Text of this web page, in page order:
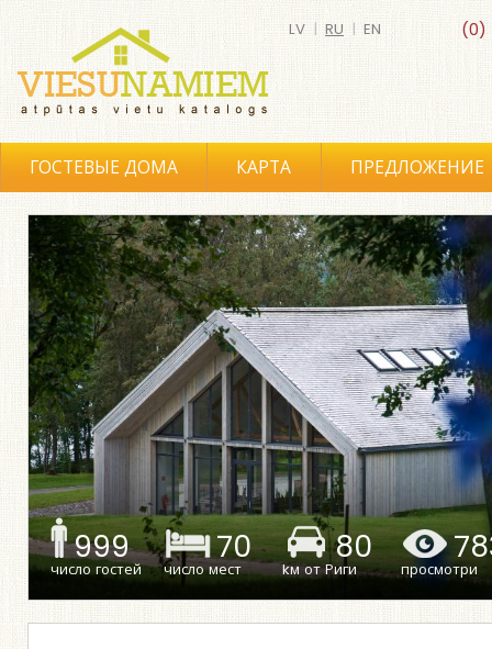
(0)
LV | RU | EN
ГОСТЕВЫЕ ДОМА КАРТА ПРЕДЛОЖЕНИЕ
999
число гостей
70
число мест
80
kм от Риги просмотри